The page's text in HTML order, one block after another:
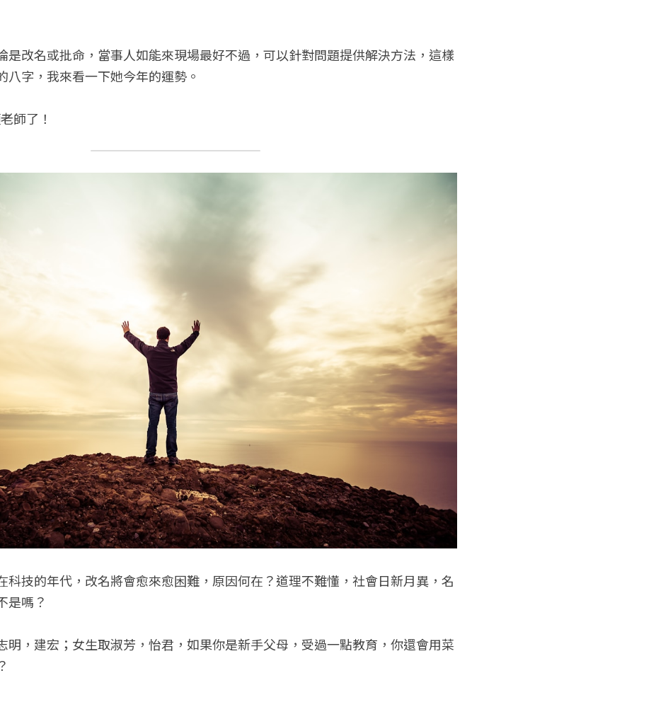
是改名或批命，當事人如能來現場最好不過，可以針對問題提供解決方法，這樣
八字，我來看一下她今年的運勢。
師了！
科技的年代，改名將會愈來愈困難，原因何在？道理不難懂，社會日新月異，名
是嗎？
明，建宏；女生取淑芳，怡君，如果你是新手父母，受過一點教育，你還會用菜